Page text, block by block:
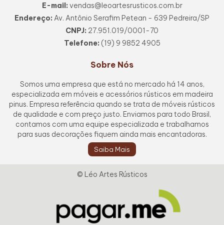
E-mail: vendas@leoartesrusticos.com.br
Endereço: Av. Antônio Serafim Petean - 639 Pedreira/SP
CNPJ: 27.951.019/0001-70
Telefone: (19) 9 9852 4905
Sobre Nós
Somos uma empresa que está no mercado há 14 anos,
especializada em móveis e acessórios rústicos em madeira
pinus. Empresa referência quando se trata de móveis rústicos
de qualidade e com preço justo. Enviamos para todo Brasil,
contamos com uma equipe especializada e trabalhamos
para suas decorações fiquem ainda mais encantadoras.
Saiba Mais
© Léo Artes Rústicos